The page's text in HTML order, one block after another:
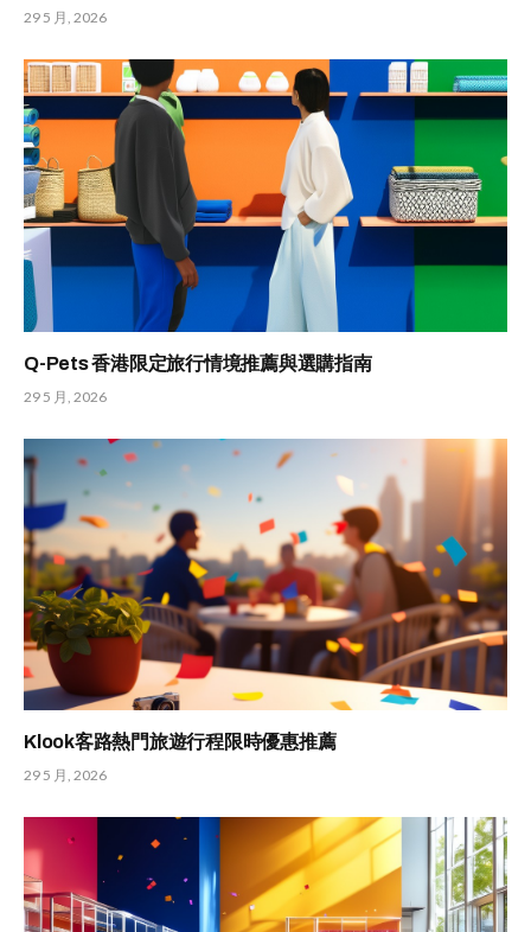
29 5 月, 2026
Q-Pets 香港限定旅行情境推薦與選購指南
29 5 月, 2026
Klook客路熱門旅遊行程限時優惠推薦
29 5 月, 2026